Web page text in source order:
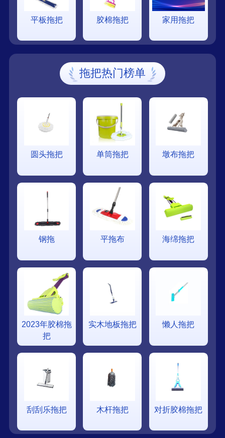
平板拖把 胶棉拖把 家用拖把
拖把热门榜单
圆头拖把 单筒拖把 墩布拖把
钢拖 平拖布 海绵拖把
2023年胶棉拖
把
实木地板拖把 懒人拖把
刮刮乐拖把 木杆拖把 对折胶棉拖把